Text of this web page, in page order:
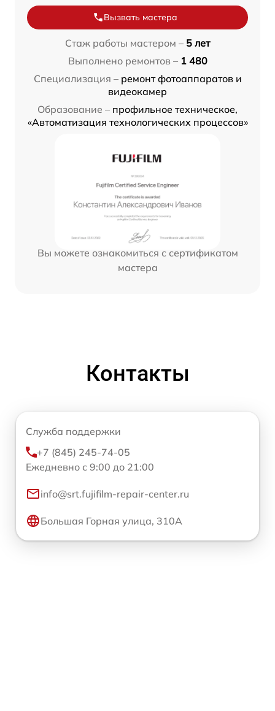
Вызвать мастера
Стаж работы мастером – 5 лет
Выполнено ремонтов – 1 480
Специализация – ремонт фотоаппаратов и
видеокамер
Образование – профильное техническое,
«Автоматизация технологических процессов»
Вы можете ознакомиться с сертификатом
мастера
Контакты
Служба поддержки
+7 (845) 245-74-05
Ежедневно с 9:00 до 21:00
info@srt.fujifilm-repair-center.ru
Большая Горная улица, 310А